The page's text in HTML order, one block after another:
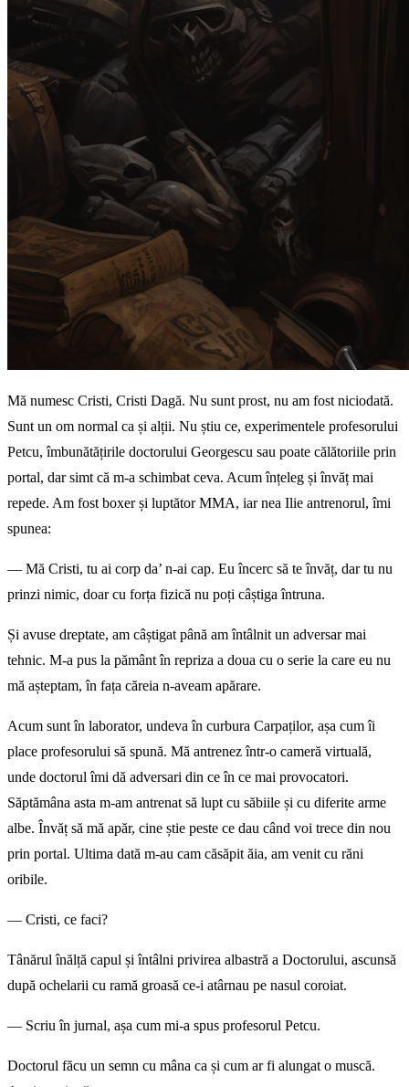
Mă numesc Cristi, Cristi Dagă. Nu sunt prost, nu am fost niciodată.
Sunt un om normal ca și alții. Nu știu ce, experimentele profesorului
Petcu, îmbunătățirile doctorului Georgescu sau poate călătoriile prin
portal, dar simt că m-a schimbat ceva. Acum înțeleg și învăț mai
repede. Am fost boxer și luptător MMA, iar nea Ilie antrenorul, îmi
spunea:
— Mă Cristi, tu ai corp da’ n-ai cap. Eu încerc să te învăț, dar tu nu
prinzi nimic, doar cu forța fizică nu poți câștiga întruna.
Și avuse dreptate, am câștigat până am întâlnit un adversar mai
tehnic. M-a pus la pământ în repriza a doua cu o serie la care eu nu
mă așteptam, în fața căreia n-aveam apărare.
Acum sunt în laborator, undeva în curbura Carpaților, așa cum îi
place profesorului să spună. Mă antrenez într-o cameră virtuală,
unde doctorul îmi dă adversari din ce în ce mai provocatori.
Săptămâna asta m-am antrenat să lupt cu săbiile și cu diferite arme
albe. Învăț să mă apăr, cine știe peste ce dau când voi trece din nou
prin portal. Ultima dată m-au cam căsăpit ăia, am venit cu răni
oribile.
— Cristi, ce faci?
Tânărul înălță capul și întâlni privirea albastră a Doctorului, ascunsă
după ochelarii cu ramă groasă ce-i atârnau pe nasul coroiat.
— Scriu în jurnal, așa cum mi-a spus profesorul Petcu.
Doctorul făcu un semn cu mâna ca și cum ar fi alungat o muscă.